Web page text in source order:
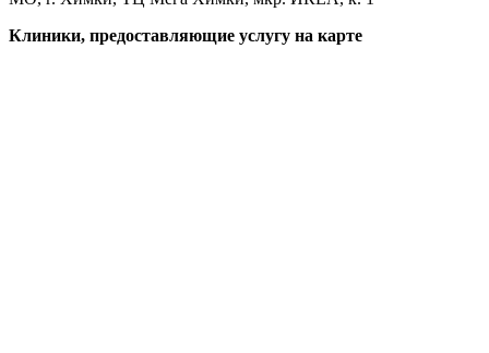
Клиники, предоставляющие услугу на карте